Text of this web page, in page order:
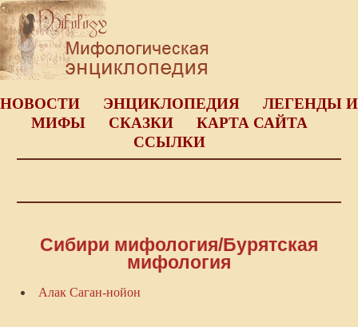
НОВОСТИ ЭНЦИКЛОПЕДИЯ
ЛЕГЕНДЫ И
МИФЫ
СКАЗКИ
КАРТА САЙТА
ССЫЛКИ
Сибири мифология/Бурятская
мифология
Алак Саган-нойон